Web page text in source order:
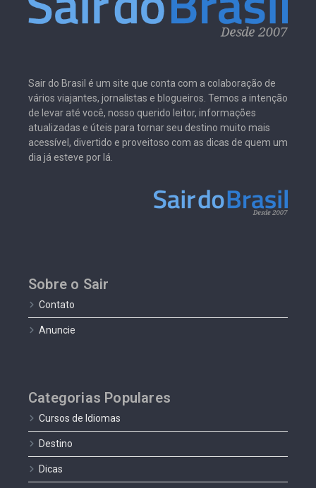
Sair do Brasil é um site que conta com a colaboração de
vários viajantes, jornalistas e blogueiros. Temos a intenção
de levar até você, nosso querido leitor, informações
atualizadas e úteis para tornar seu destino muito mais
acessível, divertido e proveitoso com as dicas de quem um
dia já esteve por lá.
Sobre o Sair
Contato
Anuncie
Categorias Populares
Cursos de Idiomas
Destino
Dicas